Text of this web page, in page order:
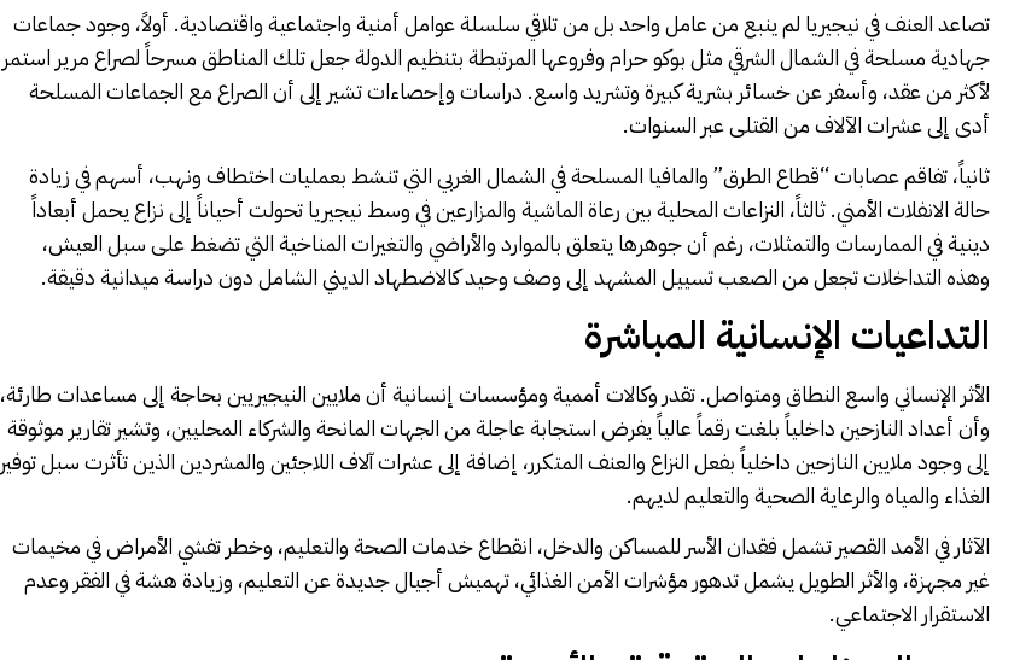
تصاعد العنففي نيجيريا لم ينبع من عامل واحد بل من تلاقي سلسلة عوامل أمنية واجتماعية واقتصادية. أولاً، وجود جماعات
جهادية مسلحة في الشمال الشرقي مثل بوكو حرام وفروعها المرتبطة بتنظيم الدولة جعل تلك المناطق مسرحاً لصراع مرير استمر
لأكثر من عقد، وأسفر عن خسائر بشرية كبيرة وتشريد واسع. دراسات وإحصاءات تشير إلى أن الصراع مع الجماعات المسلحة
أدى إلى عشرات الآلاف من القتلى عبر السنوات.
ثانياً، تفاقمعصابات “قطاع الطرق” والمافيا المسلحةفي الشمال الغربي التي تنشط بعمليات اختطاف ونهب، أسهم في زيادة
حالة الانفلات الأمني. ثالثاً، النزاعات المحلية بين رعاة الماشية والمزارعين في وسط نيجيريا تحولت أحياناً إلى نزاع يحمل أبعاداً
دينية في الممارسات والتمثلات، رغم أن جوهرها يتعلق بالموارد والأراضي والتغيرات المناخية التي تضغط على سبل العيش،
وهذه التداخلات تجعل من الصعب تسييل المشهد إلى وصف وحيد كالاضطهاد الديني الشامل دون دراسة ميدانية دقيقة.
التداعيات الإنسانية المباشرة
الأثر الإنساني واسع النطاق ومتواصل. تقدر وكالات أممية ومؤسسات إنسانية أن ملايين النيجيريين بحاجة إلى مساعدات طارئة،
وأن أعداد النازحين داخلياً بلغت رقماً عالياً يفرض استجابة عاجلة من الجهات المانحة والشركاء المحليين، وتشير تقارير موثوقة
إلى وجود ملايين النازحين داخلياً بفعل النزاع والعنف المتكرر، إضافة إلى عشرات آلاف اللاجئين والمشردين الذين تأثرت سبل توفير
الغذاء والمياه والرعاية الصحية والتعليم لديهم.
الآثار في الأمد القصير تشمل فقدان الأسر للمساكن والدخل، انقطاع خدمات الصحة والتعليم، وخطر تفشي الأمراض في مخيمات
غير مجهزة، والأثر الطويل يشمل تدهور مؤشرات الأمن الغذائي، تهميش أجيال جديدة عن التعليم، وزيادة هشة في الفقر وعدم
الاستقرار الاجتماعي.